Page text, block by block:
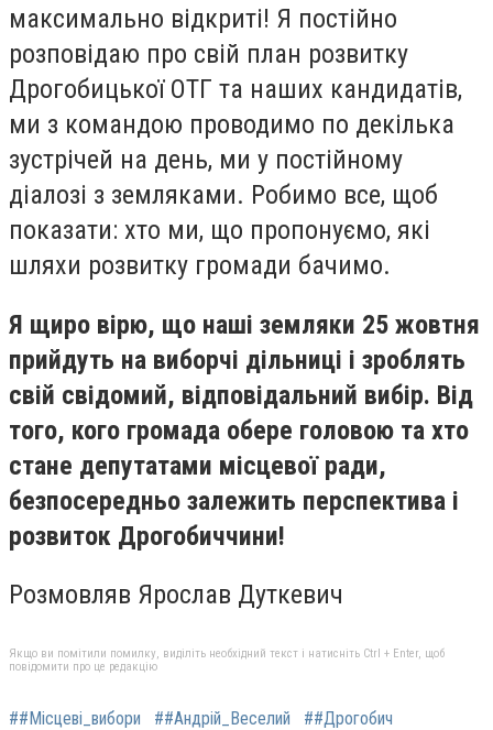
максимально відкриті! Я постійно
розповідаю про свій план розвитку
Дрогобицької ОТГ та наших кандидатів,
ми з командою проводимо по декілька
зустрічей на день, ми у постійному
діалозі з земляками. Робимо все, щоб
показати: хто ми, що пропонуємо, які
шляхи розвитку громади бачимо.
Я щиро вірю, що наші земляки 25 жовтня
прийдуть на виборчі дільниці і зроблять
свій свідомий, відповідальний вибір. Від
того, кого громада обере головою та хто
стане депутатами місцевої ради,
безпосередньо залежить перспектива і
розвиток Дрогобиччини!
Розмовляв Ярослав Дуткевич
Якщо ви помітили помилку, виділіть необхідний текст і натисніть Ctrl + Enter, щоб
повідомити про це редакцію
##Місцеві_вибори ##Андрій_Веселий
##Дрогобич